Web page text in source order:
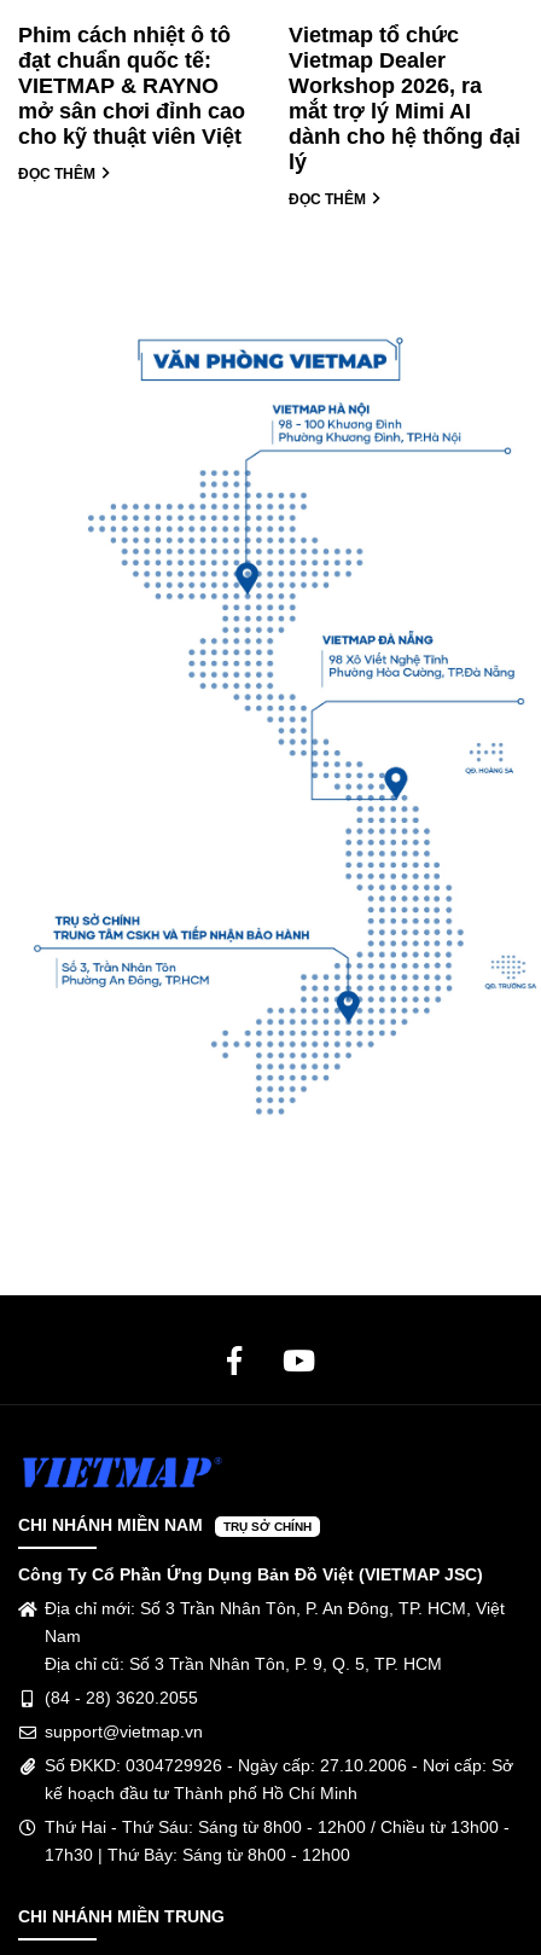
Phim cách nhiệt ô tô
đạt chuẩn quốc tế:
VIETMAP & RAYNO
mở sân chơi đỉnh cao
cho kỹ thuật viên Việt
ĐỌC THÊM
Vietmap tổ chức
Vietmap Dealer
Workshop 2026, ra
mắt trợ lý Mimi AI
dành cho hệ thống đại
lý
ĐỌC THÊM
CHI NHÁNH MIỀN NAM TRỤ SỞ CHÍNH
Công Ty Cổ Phần Ứng Dụng Bản Đồ Việt (VIETMAP JSC)
Địa chỉ mới: Số 3 Trần Nhân Tôn, P. An Đông, TP. HCM, Việt
Nam
Địa chỉ cũ: Số 3 Trần Nhân Tôn, P. 9, Q. 5, TP. HCM
(84 - 28) 3620.2055
support@vietmap.vn
Số ĐKKD: 0304729926 - Ngày cấp: 27.10.2006 - Nơi cấp: Sở
kế hoạch đầu tư Thành phố Hồ Chí Minh
Thứ Hai - Thứ Sáu: Sáng từ 8h00 - 12h00 / Chiều từ 13h00 -
17h30 | Thứ Bảy: Sáng từ 8h00 - 12h00
CHI NHÁNH MIỀN TRUNG